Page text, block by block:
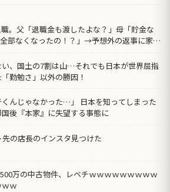
。父「退職金も渡したよな？」母「貯金な
部なくなったの！？」→予想外の返事に家族
、国土の7割は山…それでも日本が世界屈指
勤勉さ」以外の勝因！
んじゃなかった…」 日本を知ってしまった
後『本家』に失望する事態に
の店長のインスタ見つけた
万の中古物件、レベチｗｗｗｗｗｗｗｗｗ
ｗ